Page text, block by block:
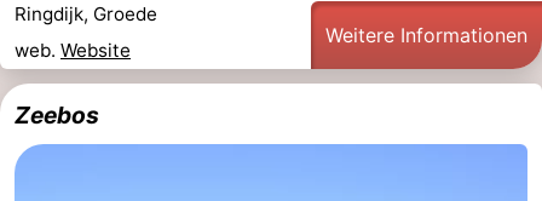
Forum
Route
Ringdijk, Groede
web. Website
Weitere Informationen
Zeebos